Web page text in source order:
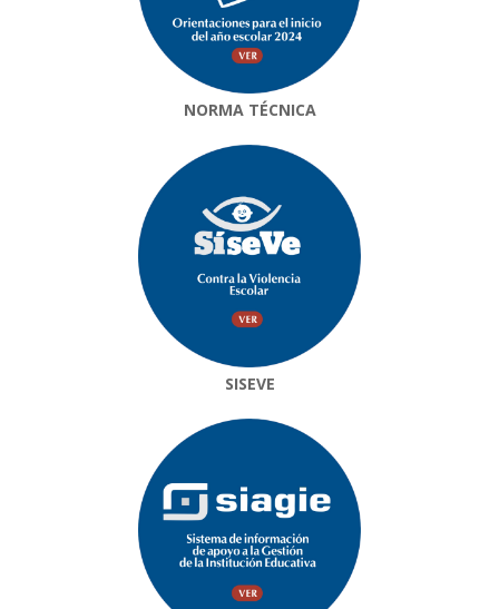
NORMA TÉCNICA
SISEVE